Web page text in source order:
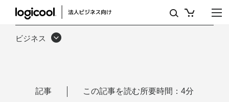
有
線ビジネス
記事 この記事を読む所要時間：4分